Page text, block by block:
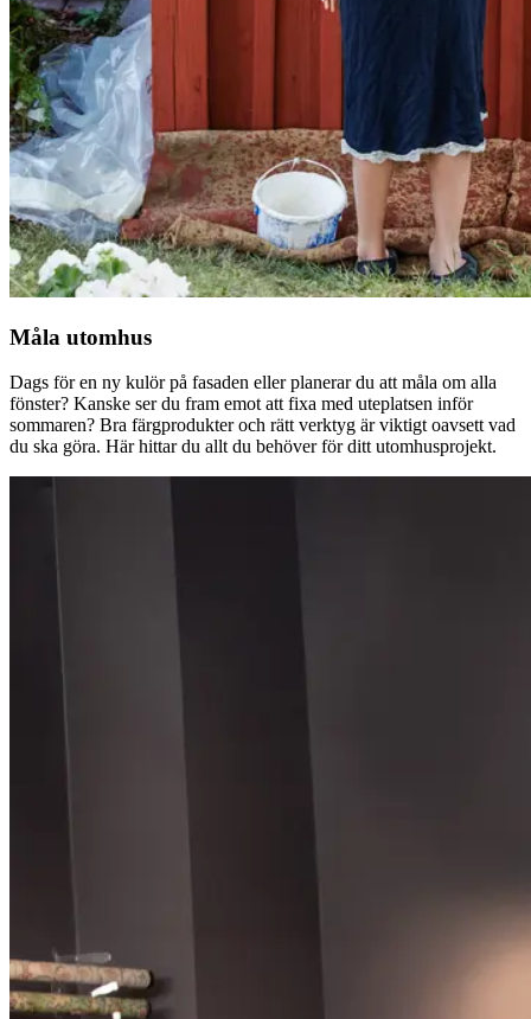
Måla utomhus
Dags för en ny kulör på fasaden eller planerar du att måla om alla
fönster? Kanske ser du fram emot att fixa med uteplatsen inför
sommaren? Bra färgprodukter och rätt verktyg är viktigt oavsett vad
du ska göra. Här hittar du allt du behöver för ditt utomhusprojekt.